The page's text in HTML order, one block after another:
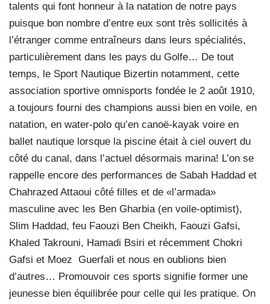
talents qui font honneur à la natation de notre pays
puisque bon nombre d’entre eux sont très sollicités à
l’étranger comme entraîneurs dans leurs spécialités,
particulièrement dans les pays du Golfe… De tout
temps, le Sport Nautique Bizertin notamment, cette
association sportive omnisports fondée le 2 août 1910,
a toujours fourni des champions aussi bien en voile, en
natation, en water-polo qu’en canoë-kayak voire en
ballet nautique lorsque la piscine était à ciel ouvert du
côté du canal, dans l’actuel désormais marina! L’on se
rappelle encore des performances de Sabah Haddad et
Chahrazed Attaoui côté filles et de «l’armada»
masculine avec les Ben Gharbia (en voile-optimist),
Slim Haddad, feu Faouzi Ben Cheikh, Faouzi Gafsi,
Khaled Takrouni, Hamadi Bsiri et récemment Chokri
Gafsi et Moez Guerfali et nous en oublions bien
d’autres… Promouvoir ces sports signifie former une
jeunesse bien équilibrée pour celle qui les pratique. On